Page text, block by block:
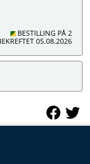
BESTILLING PÅ 2
05.08.2026